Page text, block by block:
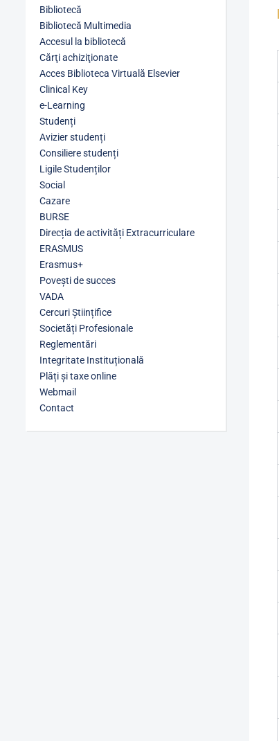
Bibliotecă
Bibliotecă Multimedia
Accesul la bibliotecă
Cărţi achiziţionate
Acces Biblioteca Virtuală Elsevier
Clinical Key
e-Learning
Studenți
Avizier studenți
Consiliere studenți
Ligile Studenților
Social
Cazare
BURSE
Direcția de activități Extracurriculare
ERASMUS
Erasmus+
Povești de succes
VADA
Cercuri Științifice
Societăți Profesionale
Reglementări
Integritate Instituțională
Plăți și taxe online
Webmail
Contact